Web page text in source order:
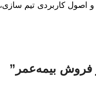
کاربردی تیم
فروش بیمه‌عمر ”